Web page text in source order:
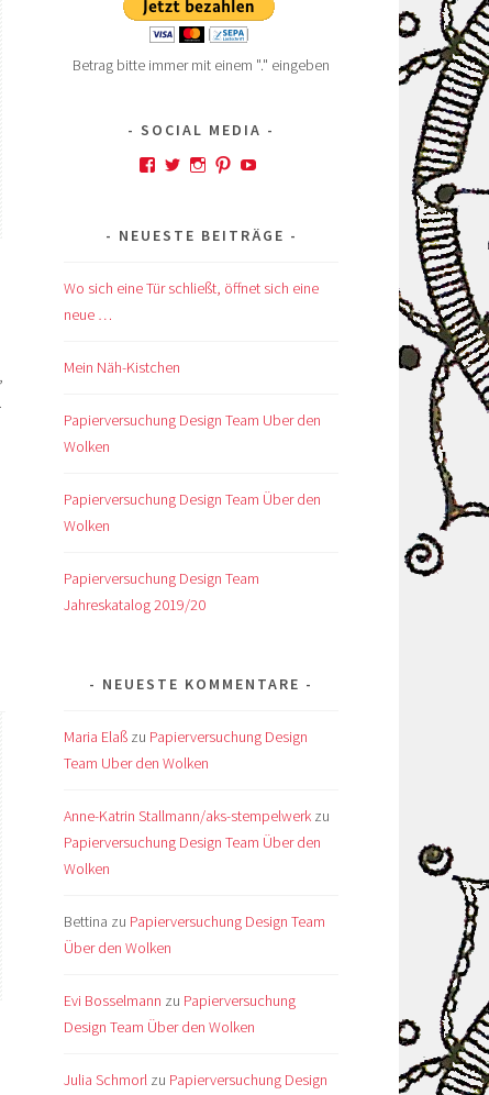
Betrag bitte immer mit einem "." eingeben
SOCIAL MEDIA
Profil
Facebook
Profil
Twitter
Profil
Instagram
Profil
Pinterest
Profil
YouTube
NEUESTE BEITRÄGE
Wo sich eine Tür schließt, öffnet sich eine
neue …
Mein Näh-Kistchen
Papierversuchung Design Team Uber den
Wolken
Papierversuchung Design Team Über den
Wolken
Papierversuchung Design Team
Jahreskatalog 2019/20
NEUESTE KOMMENTARE
Maria Elaß zu Papierversuchung Design
Team Uber den Wolken
Anne-Katrin Stallmann/aks-stempelwerk zu
Papierversuchung Design Team Über den
Wolken
Bettina zu Papierversuchung Design Team
Über den Wolken
Evi Bosselmann zu Papierversuchung
Design Team Über den Wolken
Julia Schmorl zu Papierversuchung Design